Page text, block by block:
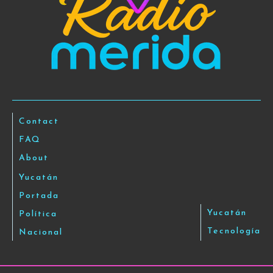
Yucatán
Portada
Política
Nacional
Yucatán
Tecnología
Contact
FAQ
About